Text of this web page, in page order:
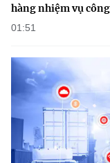
hàng nhiệm vụ
01:51